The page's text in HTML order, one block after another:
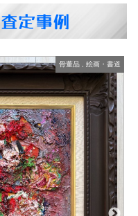
定事例
骨董品 , 絵画・書道